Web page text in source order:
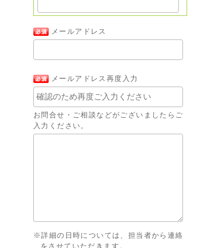
メールアドレス
メールアドレス再度入力
お問合せ・ご相談などがございましたらご
入力ください。
※詳細の日時については、担当者から連絡
をさせていただきます。